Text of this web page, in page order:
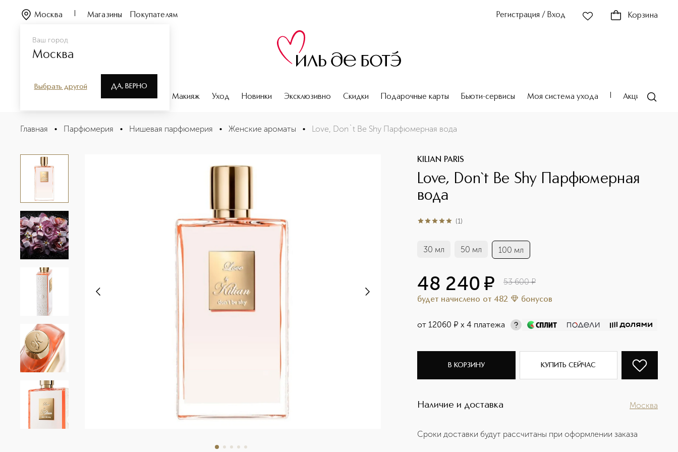
Ваш город
Москва
Выбрать другой ДА, ВЕРНО
Москва Магазины Покупателям Регистрация / Вход Корзина
Парфюмерия Макияж Уход Новинки Эксклюзивно Скидки Подарочные карты Бьюти-сервисы Моя система ухода Акции
Love, Don`t Be Shy Парфюмерная вода
Описание
Главная • Парфюмерия • Нишевая парфюмерия • Женские ароматы • Love, Don`t Be Shy Парфюмерная вода
KILIAN PARIS
Love, Don`t Be Shy Парфюмерная
вода
5из 51 (1)
30 мл 50 мл 100 мл
48 240 ¤ 53 600 ¤
будет начислено от 482 бонусов
от 12060 ¤ х 4 платежа
В КОРЗИНУ КУПИТЬ СЕЙЧАС
Наличие и доставка Москва
Сроки доставки будут рассчитаны при оформлении заказа